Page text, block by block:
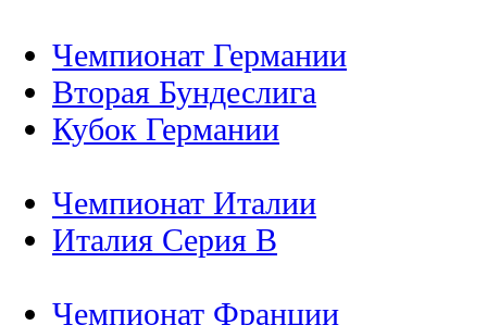
Чемпионат Германии
Вторая Бундеслига
Кубок Германии
Чемпионат Италии
Италия Серия B
Чемпионат Франции